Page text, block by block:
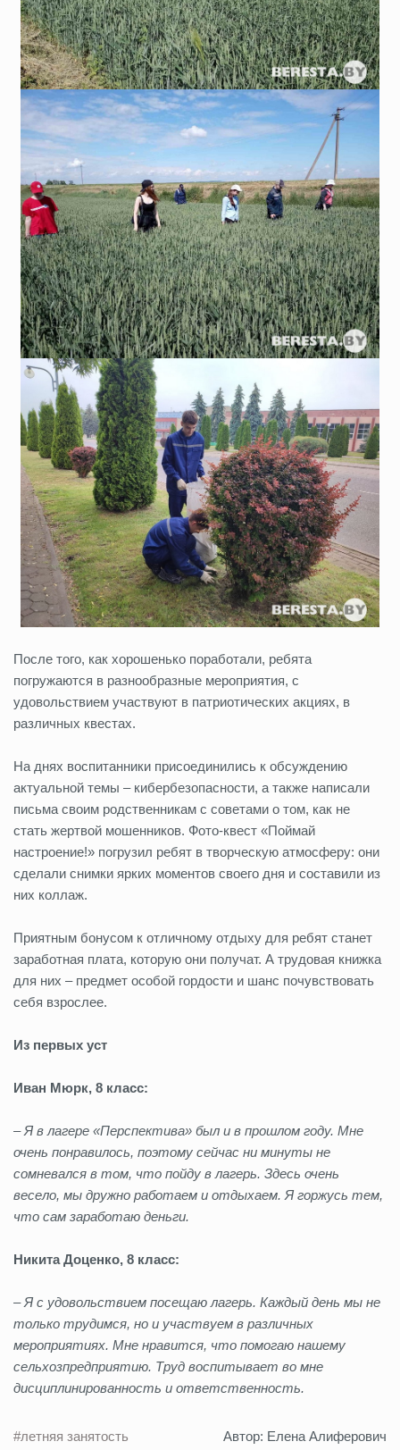
После того, как хорошенько поработали, ребята
погружаются в разнообразные мероприятия, с
удовольствием участвуют в патриотических акциях, в
различных квестах.
На днях воспитанники присоединились к обсуждению
актуальной темы – кибербезопасности, а также написали
письма своим родственникам с советами о том, как не
стать жертвой мошенников. Фото-квест «Поймай
настроение!» погрузил ребят в творческую атмосферу: они
сделали снимки ярких моментов своего дня и составили из
них коллаж.
Приятным бонусом к отличному отдыху для ребят станет
заработная плата, которую они получат. А трудовая книжка
для них – предмет особой гордости и шанс почувствовать
себя взрослее.
Из первых уст
Иван Мюрк, 8 класс:
– Я в лагере «Перспектива» был и в прошлом году. Мне
очень понравилось, поэтому сейчас ни минуты не
сомневался в том, что пойду в лагерь. Здесь очень
весело, мы дружно работаем и отдыхаем. Я горжусь тем,
что сам заработаю деньги.
Никита Доценко, 8 класс:
– Я с удовольствием посещаю лагерь. Каждый день мы не
только трудимся, но и участвуем в различных
мероприятиях. Мне нравится, что помогаю нашему
сельхозпредприятию. Труд воспитывает во мне
дисциплинированность и ответственность.
#летняя занятость Автор: Елена Алиферович